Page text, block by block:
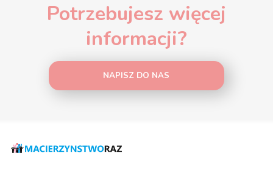
Potrzebujesz więcej
informacji?
NAPISZ DO NAS